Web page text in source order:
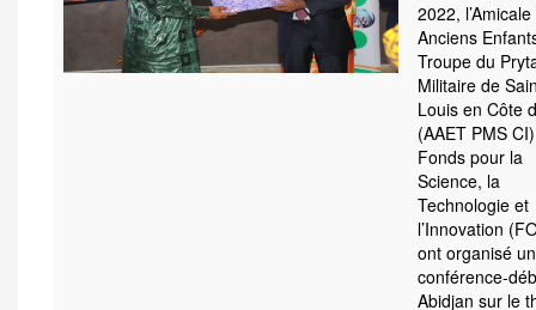
2022,
Anciens
Troupe du
Militaire de
Louis en Côte
(AAET PMS
Fonds pour la
Science, la
Technologie et
l’Innovation
ont organisé
conférence-
Abidjan sur le